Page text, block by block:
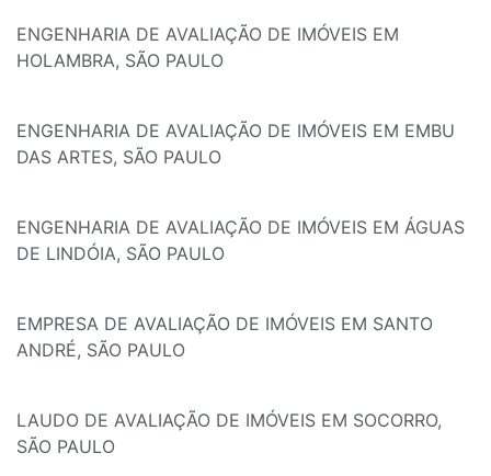
ENGENHARIA DE AVALIAÇÃO DE IMÓVEIS EM
HOLAMBRA, SÃO PAULO
ENGENHARIA DE AVALIAÇÃO DE IMÓVEIS EM EMBU
DAS ARTES, SÃO PAULO
ENGENHARIA DE AVALIAÇÃO DE IMÓVEIS EM ÁGUAS
DE LINDÓIA, SÃO PAULO
EMPRESA DE AVALIAÇÃO DE IMÓVEIS EM SANTO
ANDRÉ, SÃO PAULO
LAUDO DE AVALIAÇÃO DE IMÓVEIS EM SOCORRO,
SÃO PAULO